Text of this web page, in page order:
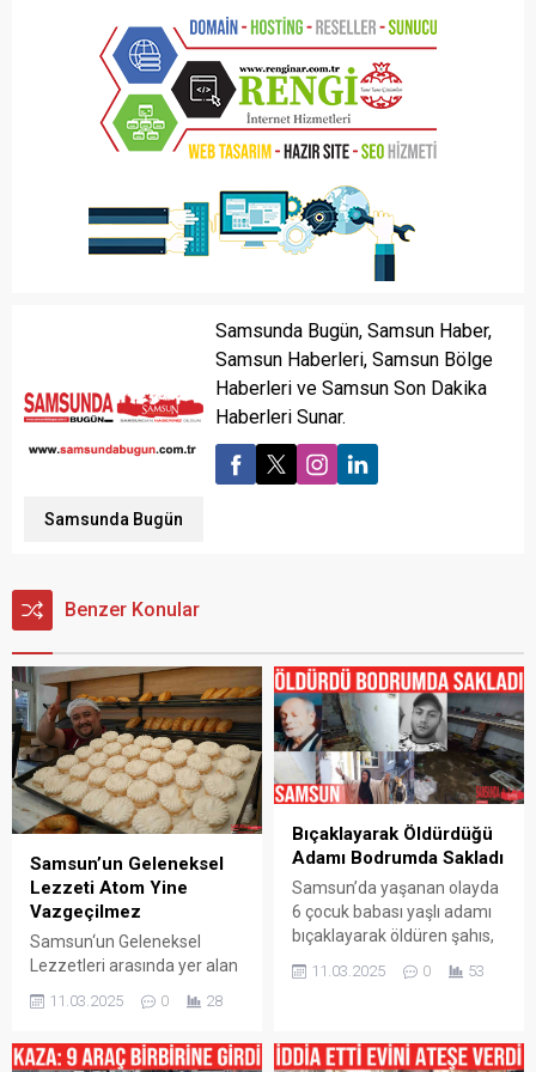
Samsunda Bugün
Samsunda Bugün, Samsun Haber,
Samsun Haberleri, Samsun Bölge
Haberleri ve Samsun Son Dakika
Haberleri Sunar.
Benzer Konular
Samsun’un Geleneksel
Lezzeti Atom Yine
Vazgeçilmez
Samsun‘un Geleneksel
Lezzetleri arasında yer alan
ayında da İftar Sofraları
sürdürüyor. Fırın ustalarının
11.03.2025 0 28
Bıçaklayarak Öldürdüğü
Adamı Bodrumda Sakladı
Samsun’da yaşanan olayda
6 çocuk babası yaşlı adamı
bıçaklayarak öldüren şahıs,
cesedi 4 gün boyunca
babasının evinin
Canik ilçesi Yavuzselim
11.03.2025 0 53